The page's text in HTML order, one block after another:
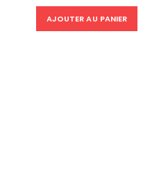
AJOUTER AU PANIER